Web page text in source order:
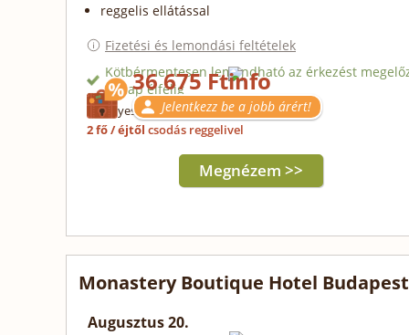
reggelis ellátással
Fizetési és lemondási feltételek
Kötbérmentesen lemondható az érkezést
3. nap éjfélig
Érvényes: 2027.08.05-ig
36 675 Ft
Jelentkezz be a jobb árért!
2 fő / éjtől csodás reggelivel
Megnézem >>
Monastery Boutique Hotel
Augusztus 20.